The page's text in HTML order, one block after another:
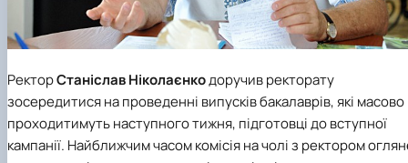
РекторСтаніслав Ніколаєнкодоручив ректорату
зосередитися на проведенні випусків бакалаврів, які масово
проходитимуть наступного тижня, підготовці до вступної
кампанії. Найближчим часом комісія на чолі з ректором